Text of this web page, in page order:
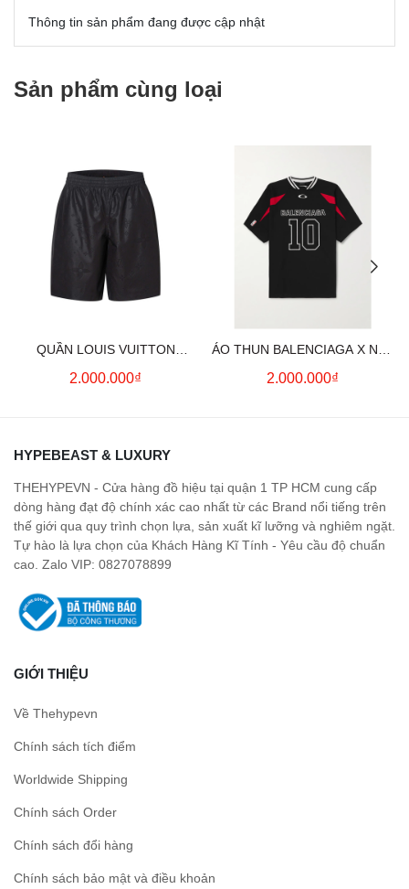
Thông tin sản phẩm đang được cập nhật
Sản phẩm cùng loại
QUẦN LOUIS VUITTON
MONOGRAM MOIRE
2.000.000₫
ÁO THUN BALENCIAGA X NBA
LOGO COTTON JERSEY T-
2.000.000₫
HYPEBEAST & LUXURY
THEHYPEVN - Cửa hàng đồ hiệu tại quận 1 TP HCM cung cấp
dòng hàng đạt độ chính xác cao nhất từ các Brand nổi tiếng trên
thế giới qua quy trình chọn lựa, sản xuất kĩ lưỡng và nghiêm ngặt.
Tự hào là lựa chọn của Khách Hàng Kĩ Tính - Yêu cầu độ chuẩn
cao. Zalo VIP: 0827078899
GIỚI THIỆU
Về Thehypevn
Chính sách tích điểm
Worldwide Shipping
Chính sách Order
Chính sách đổi hàng
Chính sách bảo mật và điều khoản